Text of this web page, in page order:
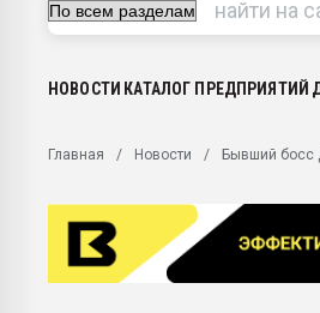
28.07.2026 Автоматизация выходит на
Материал поверхности пуансона для
вакуумного формования
НОВОСТИ КАТАЛОГ ПРЕДПРИЯТИЙ
Главная Новости Бывший босс